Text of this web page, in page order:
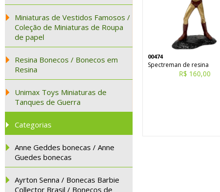
Miniaturas de Vestidos Famosos /
Coleção de Miniaturas de Roupa
de papel
Resina Bonecos / Bonecos em
Resina
Unimax Toys Miniaturas de
Tanques de Guerra
Categorias
Anne Geddes bonecas / Anne
Guedes bonecas
Ayrton Senna / Bonecas Barbie
Collector Brasil / Bonecos de
00474
Spectreman de resina
R$ 160,00